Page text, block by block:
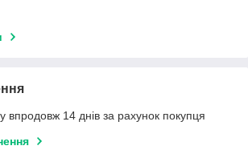
впродовж 14 днів за рахунок покупця